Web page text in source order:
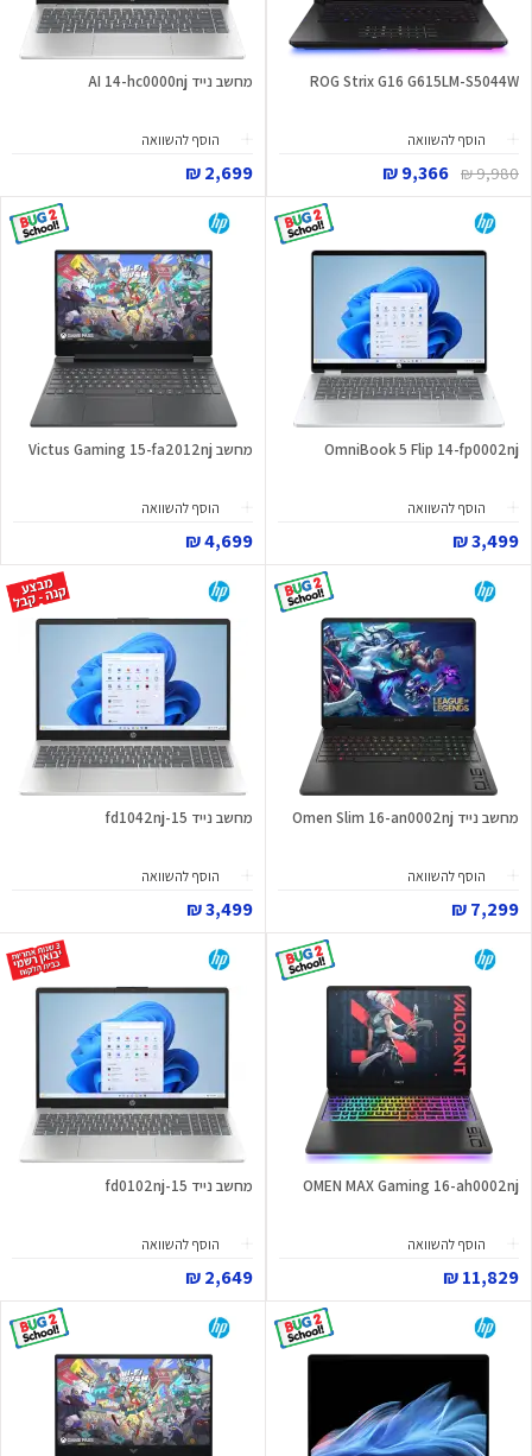
ROG Strix G16 G615LM-S5044W
הוסף להשוואה
9,980 ₪
9,366 ₪
מחשב נייד AI 14-hc0000nj
הוסף להשוואה
2,699 ₪
OmniBook 5 Flip 14-fp0002nj
הוסף להשוואה
3,499 ₪
מחשב Victus Gaming 15-fa2012nj
הוסף להשוואה
4,699 ₪
מחשב נייד Omen Slim 16-an0002nj
הוסף להשוואה
7,299 ₪
מחשב נייד 15-fd1042nj
הוסף להשוואה
3,499 ₪
OMEN MAX Gaming 16-ah0002nj
הוסף להשוואה
11,829 ₪
מחשב נייד 15-fd0102nj
הוסף להשוואה
2,649 ₪